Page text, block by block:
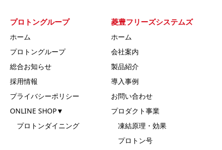
プロトングループ
ホーム
プロトングループ
総合お知らせ
採用情報
プライバシーポリシー
ONLINE SHOP▼
プロトンダイニング
菱豊フリーズシステムズ
ホーム
会社案内
製品紹介
導入事例
お問い合わせ
プロダクト事業
凍結原理・効果
プロトン号